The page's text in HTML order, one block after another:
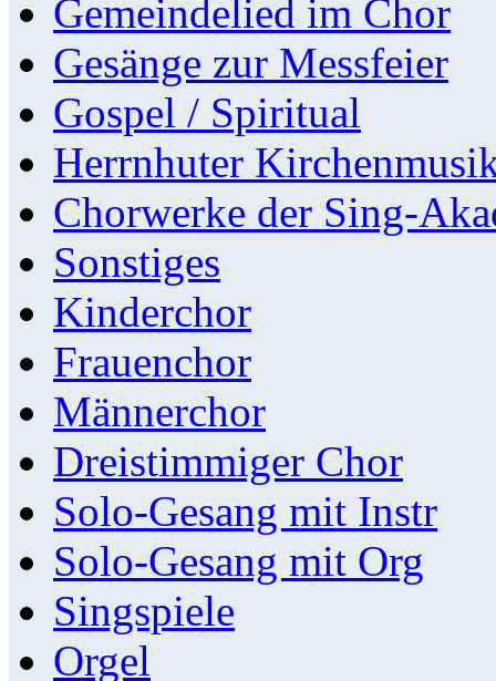
Gemeindelied im Chor
Gesänge zur Messfeier
Gospel / Spiritual
Herrnhuter
Chorwerke der Sing-
Sonstiges
Kinderchor
Frauenchor
Männerchor
Dreistimmiger Chor
Solo-Gesang mit Instr
Solo-Gesang mit Org
Singspiele
Orgel